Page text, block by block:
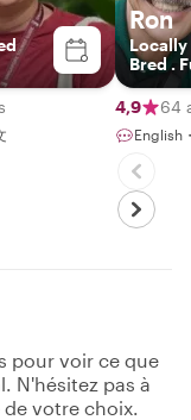
Ron
Locally
Bred .
host!
4,9
64
English
pour voir ce que
N'hésitez pas à
votre choix.